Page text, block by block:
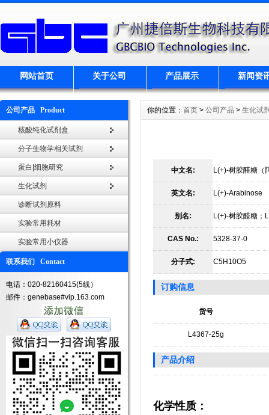
网站首页 关于公司 产品展示 新闻资
公司产品 Product
核酸纯化试剂盒
分子生物学相关试剂
蛋白|细胞研究
生化试剂
诊断试剂原料
实验常用耗材
实验常用小仪器
联系我们 Contact
电话：020-82160415(5线）
邮件：genebase#vip.163.com
你的位置： 首页 > 公司产品 > 生化试
中文名: L(+)-树胶醛糖（
英文名: L(+)-Arabinose
别名: L(+)-树胶醛糖；
CAS No.: 5328-37-0
分子式: C5H10O5
订购信息
货号
L4367-25g
产品介绍
化学性质：